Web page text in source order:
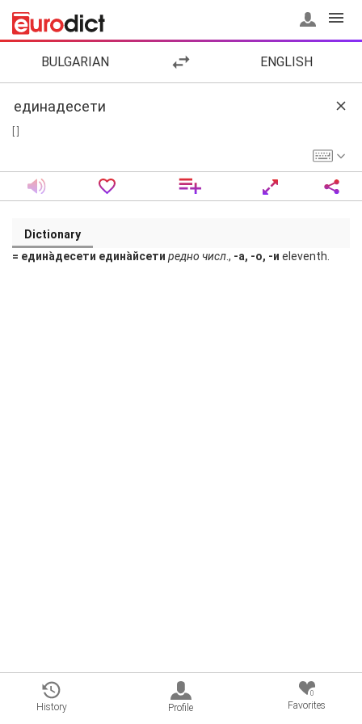
BULGARIAN ENGLISH
Dictionary
= едина̀десети едина̀йсети редно числ., -а, -о, -и eleventh.
History Profile
0
Favorites